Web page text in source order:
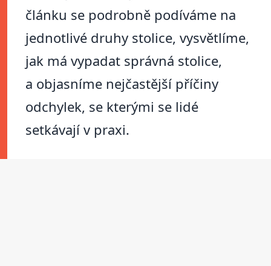
článku se podrobně podíváme na
jednotlivé druhy stolice, vysvětlíme,
jak má vypadat správná stolice,
a objasníme nejčastější příčiny
odchylek, se kterými se lidé
setkávají v praxi.